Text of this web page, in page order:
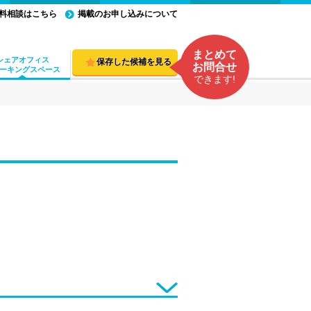
ェアオフィス
キングスペース
相談はこちら 掲載のお申し込みについて
保存した候補を見る
まとめて
お問合せ
できます!